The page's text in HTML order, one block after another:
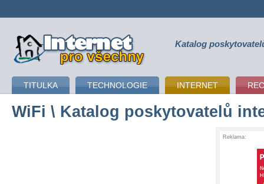
připojení k internetu Katalog
TITULKA TECHNOLOGIE INTERNET
WiFi \ Katalog poskytovatelů
Reklama: